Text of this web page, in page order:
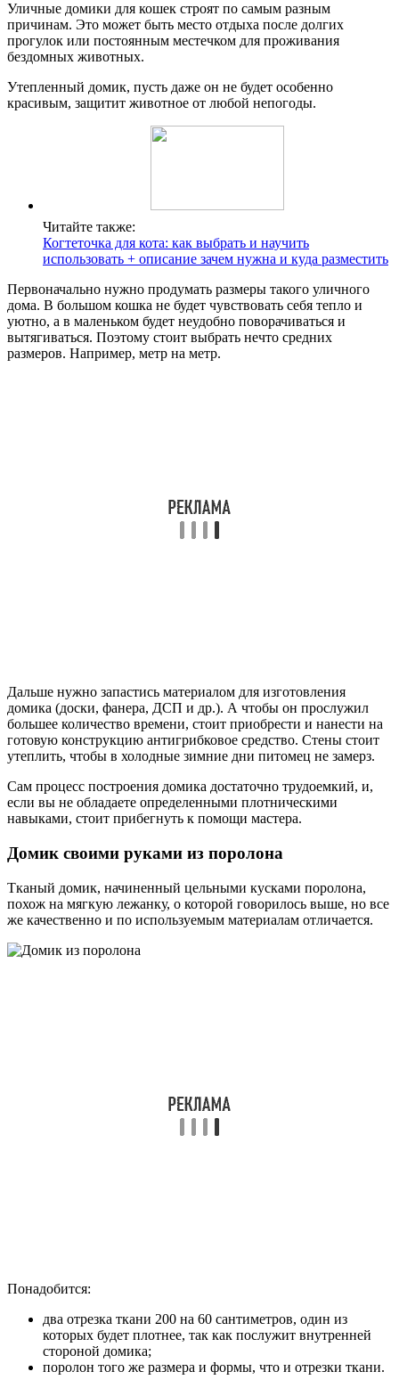
Уличные домики для кошек строят по самым разным
причинам. Это может быть место отдыха после долгих
прогулок или постоянным местечком для проживания
бездомных животных.
Утепленный домик, пусть даже он не будет особенно
красивым, защитит животное от любой непогоды.
Читайте также:
Когтеточка для кота: как выбрать и научить
использовать + описание зачем нужна и куда разместить
Первоначально нужно продумать размеры такого уличного
дома. В большом кошка не будет чувствовать себя тепло и
уютно, а в маленьком будет неудобно поворачиваться и
вытягиваться. Поэтому стоит выбрать нечто средних
размеров. Например, метр на метр.
Дальше нужно запастись материалом для изготовления
домика (доски, фанера, ДСП и др.). А чтобы он прослужил
большее количество времени, стоит приобрести и нанести на
готовую конструкцию антигрибковое средство. Стены стоит
утеплить, чтобы в холодные зимние дни питомец не замерз.
Сам процесс построения домика достаточно трудоемкий, и,
если вы не обладаете определенными плотническими
навыками, стоит прибегнуть к помощи мастера.
Домик своими руками из поролона
Тканый домик, начиненный цельными кусками поролона,
похож на мягкую лежанку, о которой говорилось выше, но все
же качественно и по используемым материалам отличается.
Понадобится:
два отрезка ткани 200 на 60 сантиметров, один из
которых будет плотнее, так как послужит внутренней
стороной домика;
поролон того же размера и формы, что и отрезки ткани.